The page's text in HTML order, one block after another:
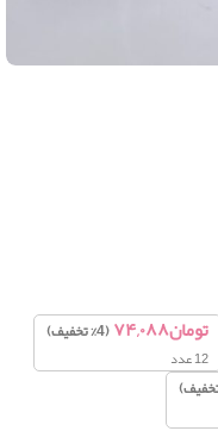
تومان۷۴,۰۸۸(4% تخفیف)
12 عدد